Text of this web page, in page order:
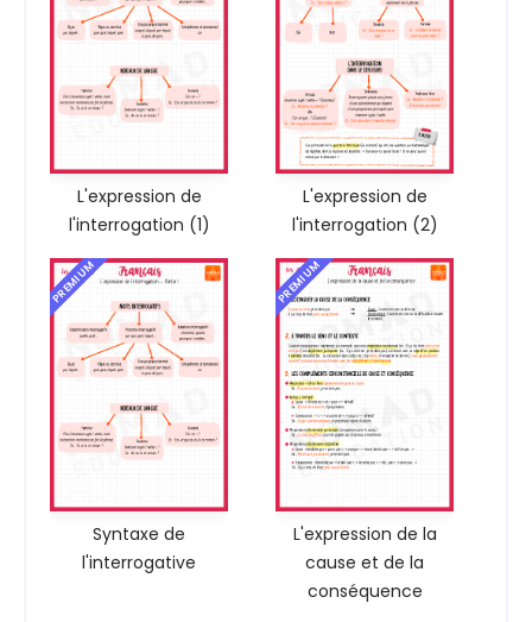
L'expression de
l'interrogation (1)
L'expression de
l'interrogation (2)
PREMIUM
Syntaxe de
l'interrogative
PREMIUM
L'expression de la
cause et de la
conséquence